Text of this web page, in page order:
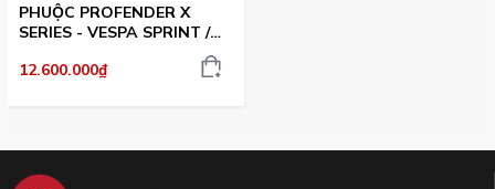
PHUỘC PROFENDER X
SERIES - VESPA SPRINT /
12.600.000₫